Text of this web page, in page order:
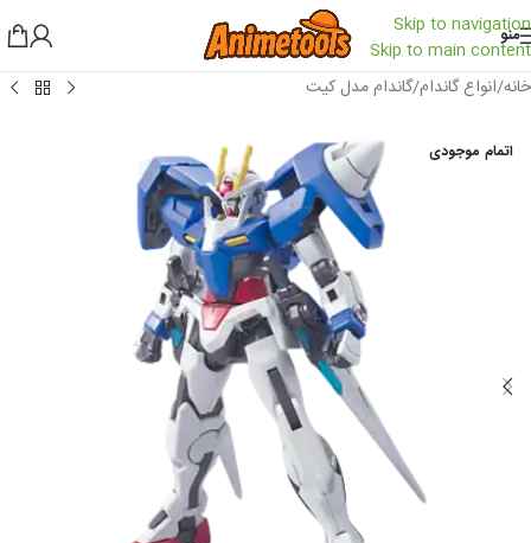
Skip to navigation
Skip to main content
منو
خانه/انواع گاندام/گاندام مدل کیت
اتمام موجودی